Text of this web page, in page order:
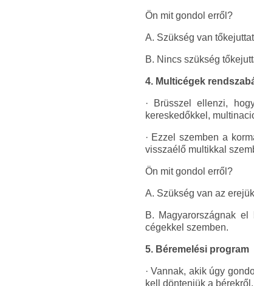
Ön mit gondol erről?
A. Szükség van
B. Nincs szükség
4. Multicégek
· Brüsszel ellenzi,
kereskedőkkel,
· Ezzel szemben a
visszaélő multikkal
Ön mit gondol erről?
A. Szükség van az
B. Magyarországnak
cégekkel szemben.
5. Béremelési program
· Vannak, akik úgy
kell dönteniük a bérekről.